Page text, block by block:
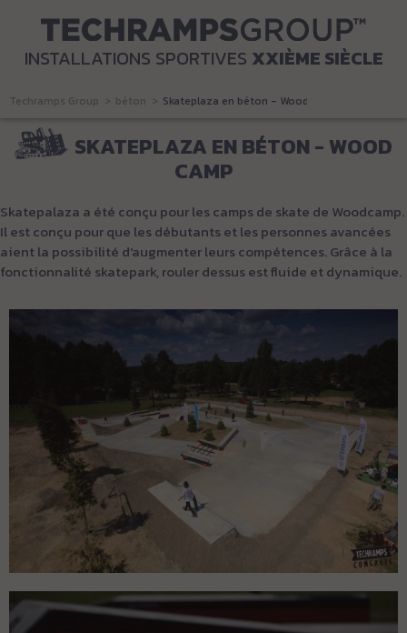
INSTALLATIONS SPORTIVES XXIÈME SIÈCLE
Techramps Group béton Skateplaza en béton - Wood Camp
SKATEPLAZA EN BÉTON - WOOD
CAMP
Skatepalaza a été conçu pour les camps de skate de Woodcamp.
Il est conçu pour que les débutants et les personnes avancées
aient la possibilité d'augmenter leurs compétences.Grâce à la
fonctionnalité skatepark, rouler dessus est fluide et dynamique.